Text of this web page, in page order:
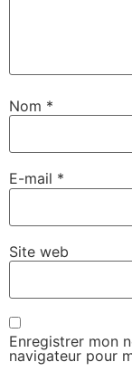
Nom *
E-mail *
Site web
Enregistrer mon
navigateur pour